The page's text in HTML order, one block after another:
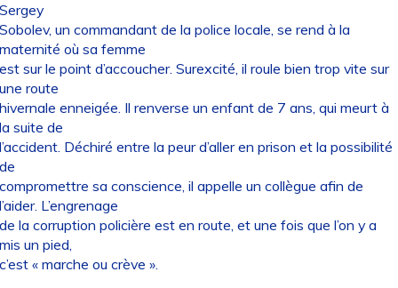
un commandant de la police locale, se rend à la
où sa femme
sur le point d’accoucher. Surexcité, il roule bien trop vite sur
route
enneigée. Il renverse un enfant de 7 ans, qui meurt à
suite de
Déchiré entre la peur d’aller en prison et la possibilité
sa conscience, il appelle un collègue afin de
L’engrenage
la corruption policière est en route, et une fois que l’on y a
un pied,
« marche ou crève ».